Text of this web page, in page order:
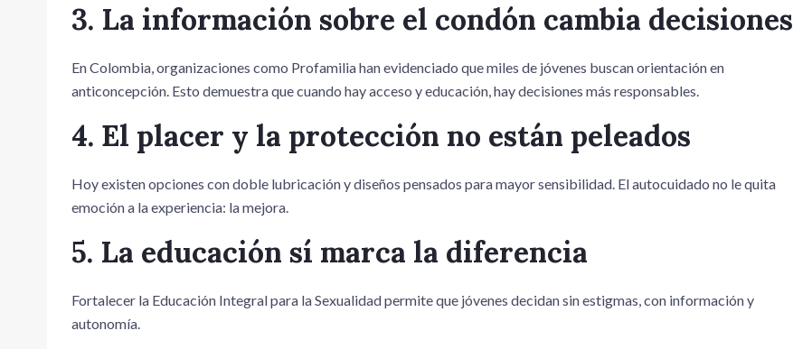
3. La información sobre el condón cambia decisiones
En Colombia, organizaciones como Profamilia han evidenciado que miles de jóvenes buscan orientación en
anticoncepción. Esto demuestra que cuando hay acceso y educación, hay decisiones más responsables.
4. El placer y la protección no están peleados
Hoy existen opciones con doble lubricación y diseños pensados para mayor sensibilidad. El autocuidado no le quita
emoción a la experiencia: la mejora.
5. La educación sí marca la diferencia
Fortalecer la Educación Integral para la Sexualidad permite que jóvenes decidan sin estigmas, con información y
autonomía.